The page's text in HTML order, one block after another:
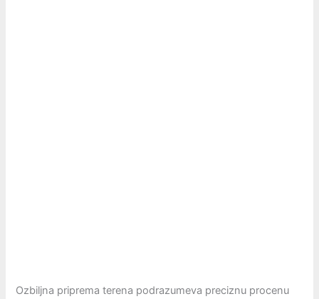
Ozbiljna priprema terena podrazumeva preciznu procenu